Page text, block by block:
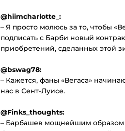
@hiimcharlotte_:
– Я просто молюсь за то, чтобы
подписать с Барби новый
приобретений, сделанных этой
@bswag78:
– Кажется, фаны «Вегаса»
нас в Сент-Луисе.
@Finks_thoughts:
– Барбашев мощнейшим образом